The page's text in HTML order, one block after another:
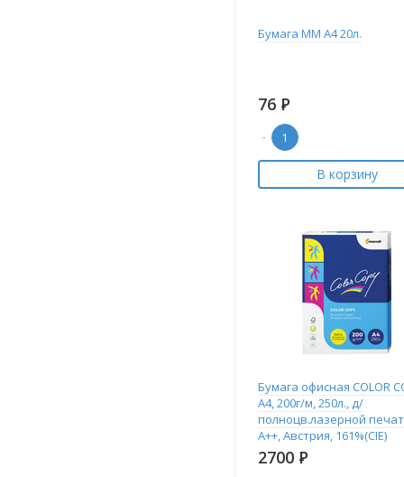
Бумага ММ А4 20л.
76 Р
-
В корзину
Бумага офисная COLOR
А4, 200г/м, 250л., д/
полноцв.лазерной
А++, Австрия, 161%(CIE)
2700 Р